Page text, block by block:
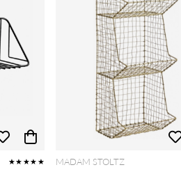
★★★★★ MADAM STOLTZ